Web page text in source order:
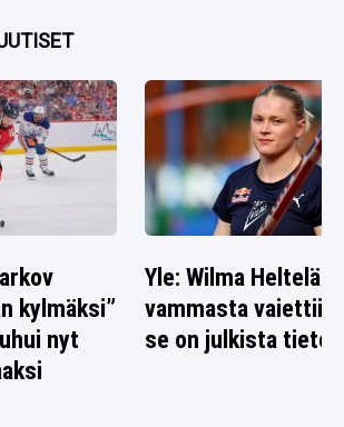
kylmäksi”
nyt
Yle: Wilma Heltelän
vammasta vaiettiin
se on julkista tietoa